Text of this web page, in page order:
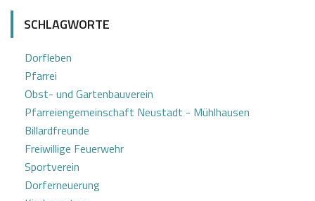
v
SCHLAGWORTE
Dorfleben
Pfarrei
Obst- und Gartenbauverein
Pfarreiengemeinschaft Neustadt - Mühlhausen
Billardfreunde
Freiwillige Feuerwehr
Sportverein
Dorferneuerung